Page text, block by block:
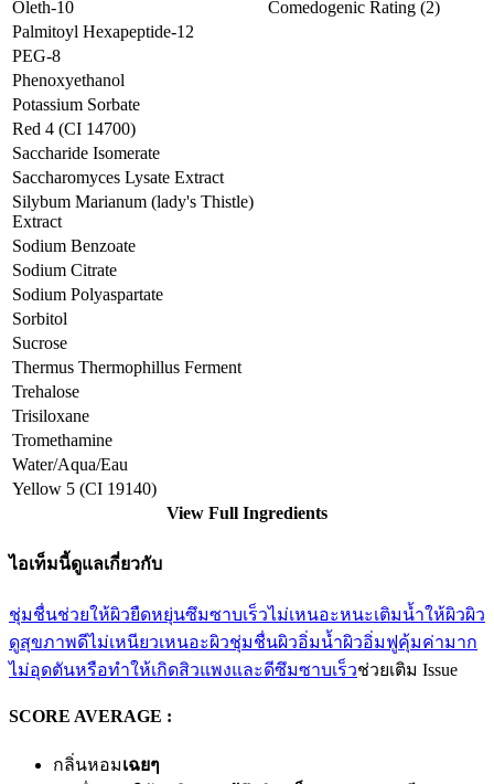
Oleth-10
Comedogenic Rating (2)
Palmitoyl Hexapeptide-12
PEG-8
Phenoxyethanol
Potassium Sorbate
Red 4 (CI 14700)
Saccharide Isomerate
Saccharomyces Lysate Extract
Silybum Marianum (lady's Thistle)
Extract
Sodium Benzoate
Sodium Citrate
Sodium Polyaspartate
Sorbitol
Sucrose
Thermus Thermophillus Ferment
Trehalose
Trisiloxane
Tromethamine
Water/Aqua/Eau
Yellow 5 (CI 19140)
View Full Ingredients
ไอเท็มนี้ดูแลเกี่ยวกับ
ชุ่มชื่นช่วยให้ผิวยืดหยุ่นซึมซาบเร็วไม่เหนอะหนะเติมน้ำให้ผิวผิว
ดูสุขภาพดีไม่เหนียวเหนอะผิวชุ่มชื่นผิวอิ่มน้ำผิวอิ่มฟูคุ้มค่ามาก
ไม่อุดตันหรือทำให้เกิดสิวแพงและดีซึมซาบเร็วช่วยเติม Issue
SCORE AVERAGE :
กลิ่นหอมเฉยๆ